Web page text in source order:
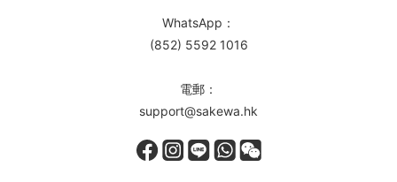
WhatsApp：
(852) 5592 1016
電郵：
support@sakewa.hk